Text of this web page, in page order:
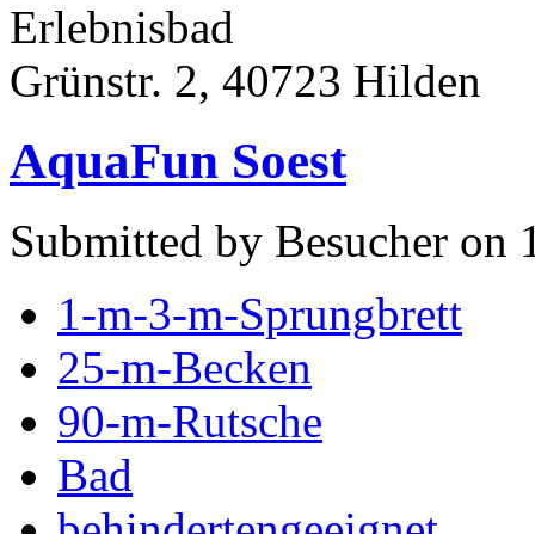
Erlebnisbad
Grünstr. 2, 40723 Hilden
AquaFun Soest
Submitted by Besucher on
1-m-3-m-Sprungbrett
25-m-Becken
90-m-Rutsche
Bad